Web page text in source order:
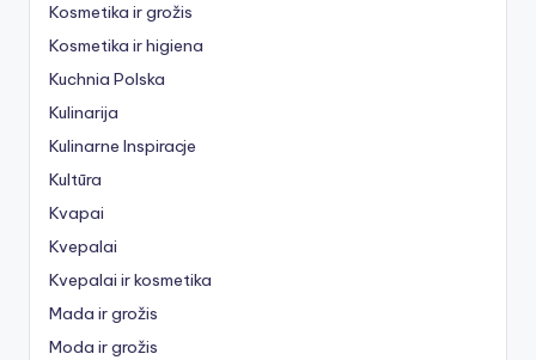
Kosmetika ir grožis
Kosmetika ir higiena
Kuchnia Polska
Kulinarija
Kulinarne Inspiracje
Kultūra
Kvapai
Kvepalai
Kvepalai ir kosmetika
Mada ir grožis
Moda ir grožis